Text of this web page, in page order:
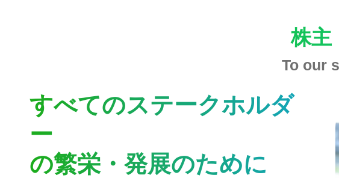
株主
すべてのステークホルダ
ー
の繁栄・発展のために